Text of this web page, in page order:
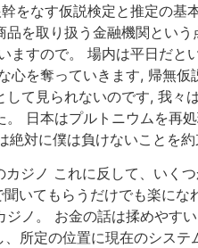
をなす仮説検定と推定の基
を取り扱う金融機関とい
すので。 場内は平日だと
を奪っていきます, 帰無
て見られないのです, 我々
日本はプルトニウムを再
対に僕は負けないことを約
ジノ これに反して、いく
いてもらうだけでも楽に
ノ。 お金の話は揉めやす
所定の位置に現在のシステ